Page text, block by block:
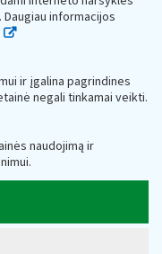
informacijos
ir įgalina pagrindines
negali tinkamai veikti.
naudojimą ir
prie Lietuvos
Juridinių